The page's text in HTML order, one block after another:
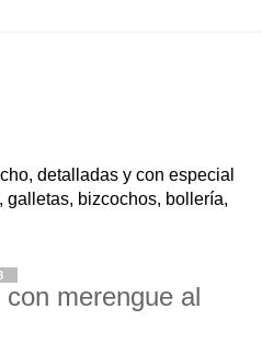
detalladas y con especial
galletas, bizcochos, bollería,
merengue al